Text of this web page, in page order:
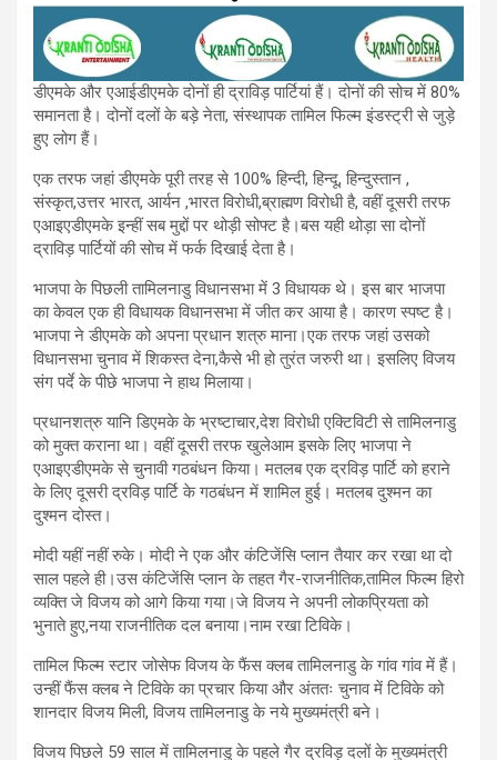
डीएमके और एआईडीएमके दोनों ही द्राविड़ पार्टियां हैं। दोनों की सोच में 80%
समानता है। दोनों दलों के बड़े नेता, संस्थापक तामिल फिल्म इंडस्ट्री से जुड़े
हुए लोग हैं।
एक तरफ जहां डीएमके पूरी तरह से 100% हिन्दी, हिन्दू, हिन्दुस्तान ,
संस्कृत,उत्तर भारत, आर्यन ,भारत विरोधी,ब्राह्मण विरोधी है, वहीं दूसरी तरफ
एआइएडीएमके इन्हीं सब मुद्दों पर थोड़ी सोफ्ट है।बस यही थोड़ा सा दोनों
द्राविड़ पार्टियों की सोच में फर्क दिखाई देता है।
भाजपा के पिछली तामिलनाडु विधानसभा में 3 विधायक थे। इस बार भाजपा
का केवल एक ही विधायक विधानसभा में जीत कर आया है। कारण स्पष्ट है।
भाजपा ने डीएमके को अपना प्रधान शत्रु माना।एक तरफ जहां उसको
विधानसभा चुनाव में शिकस्त देना,कैसे भी हो तुरंत जरुरी था। इसलिए विजय
संग पर्दे के पीछे भाजपा ने हाथ मिलाया।
प्रधानशत्रु यानि डिएमके के भ्रष्टाचार,देश विरोधी एक्टिविटी से तामिलनाडु
को मुक्त कराना था। वहीं दूसरी तरफ खुलेआम इसके लिए भाजपा ने
एआइएडीएमके से चुनावी गठबंधन किया। मतलब एक द्रविड़ पार्टि को हराने
के लिए दूसरी द्रविड़ पार्टि के गठबंधन में शामिल हुई। मतलब दुश्मन का
दुश्मन दोस्त।
मोदी यहीं नहीं रुके। मोदी ने एक और कंटिजेंसि प्लान तैयार कर रखा था दो
साल पहले ही।उस कंटिजेंसि प्लान के तहत गैर-राजनीतिक,तामिल फिल्म हिरो
व्यक्ति जे विजय को आगे किया गया।जे विजय ने अपनी लोकप्रियता को
भुनाते हुए,नया राजनीतिक दल बनाया।नाम रखा टिविके।
तामिल फिल्म स्टार जोसेफ विजय के फैंस क्लब तामिलनाडु के गांव गांव में हैं।
उन्हीं फैंस क्लब ने टिविके का प्रचार किया और अंततः चुनाव में टिविके को
शानदार विजय मिली, विजय तामिलनाडु के नये मुख्यमंत्री बने।
विजय पिछले 59 साल में तामिलनाडु के पहले गैर द्रविड़ दलों के मुख्यमंत्री